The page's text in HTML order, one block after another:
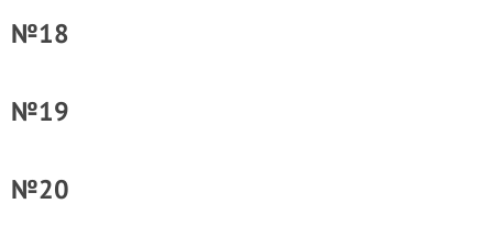
№18
№19
№20